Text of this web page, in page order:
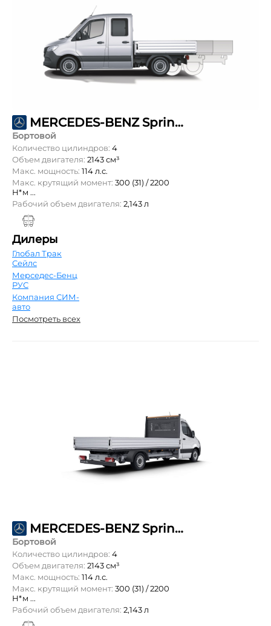
MERCEDES-BENZ Sprinter 211 CDI L2 DoubleCab 4,1т
Бортовой
Количество цилиндров: 4
Объем двигателя: 2143 см³
Макс. мощность: 114 л.с.
Макс. крутящий момент: 300 (31) / 2200
Н*м ...
Рабочий объем двигателя: 2,143 л
Дилеры
Глобал Трак
Сейлс
Мерседес-Бенц
РУС
Компания СИМ-
авто
Посмотреть всех
MERCEDES-BENZ Sprinter 211 CDI L3 OneCab 3,5т
Бортовой
Количество цилиндров: 4
Объем двигателя: 2143 см³
Макс. мощность: 114 л.с.
Макс. крутящий момент: 300 (31) / 2200
Н*м ...
Рабочий объем двигателя: 2,143 л